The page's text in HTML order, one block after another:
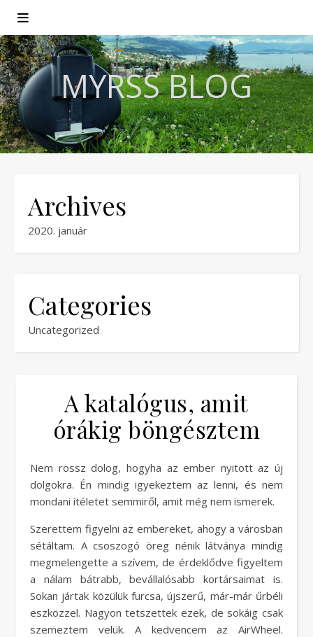
MYRSS BLOG
Archives
2020. január
Categories
Uncategorized
A katalógus, amit
órákig böngésztem
Nem rossz dolog, hogyha az ember nyitott az új
dolgokra. Én mindig igyekeztem az lenni, és nem
mondani ítéletet semmiről, amit még nem ismerek.
Szerettem figyelni az embereket, ahogy a városban
sétáltam. A csoszogó öreg nénik látványa mindig
megmelengette a szívem, de érdeklődve figyeltem
a nálam bátrabb, bevállalósabb kortársaimat is.
Sokan jártak közülük furcsa, újszerű, már-már űrbéli
eszközzel. Nagyon tetszettek ezek, de sokáig csak
szemeztem velük. A kedvencem az AirWheel.